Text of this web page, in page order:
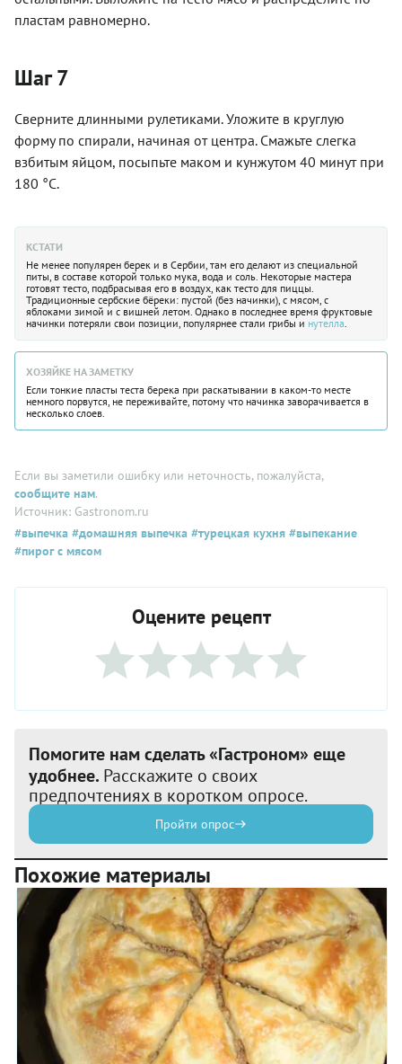
пластам равномерно.
Шаг 7
Сверните длинными рулетиками. Уложите в круглую
форму по спирали, начиная от центра. Смажьте слегка
взбитым яйцом, посыпьте маком и кунжутом 40 минут при
180 °C.
КСТАТИ
Не менее популярен берек и в Сербии, там его делают из специальной
питы, в составе которой только мука, вода и соль. Некоторые мастера
готовят тесто, подбрасывая его в воздух, как тесто для пиццы.
Традиционные сербские бёреки: пустой (без начинки), с мясом, с
яблоками зимой и с вишней летом. Однако в последнее время фруктовые
начинки потеряли свои позиции, популярнее стали грибы и нутелла.
ХОЗЯЙКЕ НА ЗАМЕТКУ
Если тонкие пласты теста берека при раскатывании в каком-то месте
немного порвутся, не переживайте, потому что начинка заворачивается в
несколько слоев.
Если вы заметили ошибку или неточность, пожалуйста,
сообщите нам.
Источник: Gastronom.ru
#выпечка #домашняя выпечка #турецкая кухня #выпекание
#пирог с мясом
Оцените рецепт
Помогите нам сделать «Гастроном» еще
удобнее. Расскажите о своих
предпочтениях в коротком опросе.
Пройти опрос
Похожие материалы